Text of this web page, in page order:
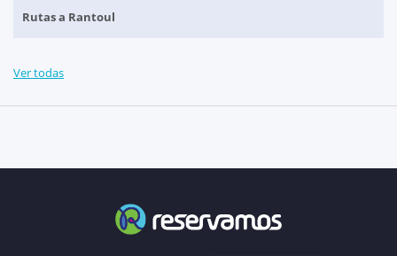
Rutas a Rantoul
Ver todas